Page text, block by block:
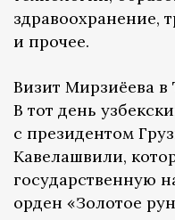
здравоохранение,
и прочее.
Визит Мирзиёева
В тот день
с президентом
Кавелашвили,
государственную
орден «Золотое